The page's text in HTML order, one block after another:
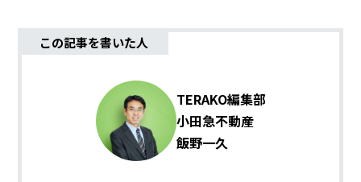
この記事を書いた人
TERAKO編集部
小田急不動産
飯野一久